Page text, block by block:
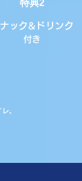
特典2
ック& ドリンク
付き
、